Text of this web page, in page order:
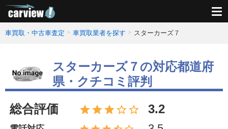
車買取・中古車査定 車買取業者を探す スターカーズ７
スターカーズ７の対応都道府
県・クチコミ評判
総合評価 3.2